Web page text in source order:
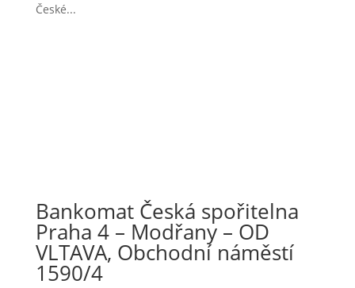
České...
Bankomat Česká spořitelna
Praha 4 – Modřany – OD
VLTAVA, Obchodní náměstí
1590/4